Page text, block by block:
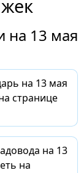
на 13 мая
на 13 мая
странице
на 13
на